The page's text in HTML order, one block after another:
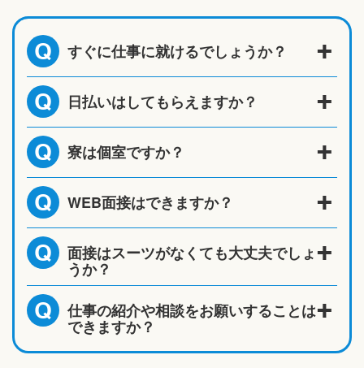
Q すぐに仕事に就けるでしょうか？
Q 日払いはしてもらえますか？
Q 寮は個室ですか？
Q WEB面接はできますか？
Q 面接はスーツがなくても大丈夫でしょ
うか？
Q 仕事の紹介や相談をお願いすることは
できますか？